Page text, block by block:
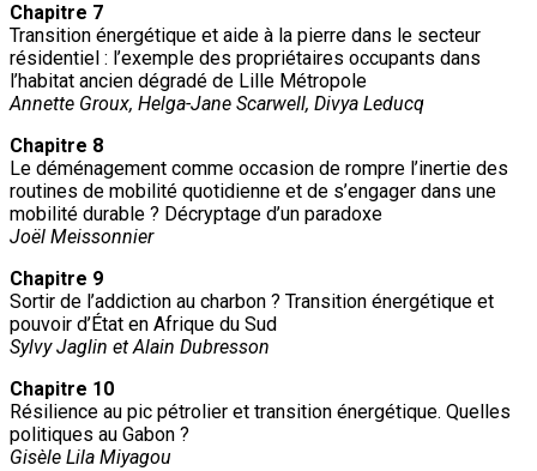
Chapitre 7
Transition énergétique et aide à la pierre dans le secteur
résidentiel : l’exemple des propriétaires occupants dans
l’habitat ancien dégradé de Lille Métropole
Annette Groux, Helga-Jane Scarwell, Divya Leducq
Chapitre 8
Le déménagement comme occasion de rompre l’inertie des
routines de mobilité quotidienne et de s’engager dans une
mobilité durable ? Décryptage d’un paradoxe
Joël Meissonnier
Chapitre 9
Sortir de l’addiction au charbon ? Transition énergétique et
pouvoir d’État en Afrique du Sud
Sylvy Jaglin et Alain Dubresson
Chapitre 10
Résilience au pic pétrolier et transition énergétique. Quelles
politiques au Gabon ?
Gisèle Lila Miyagou